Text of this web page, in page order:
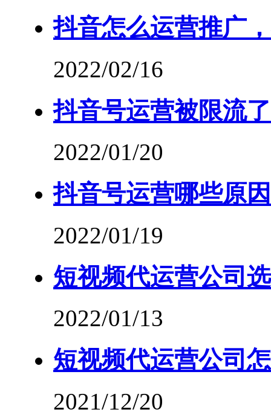
抖音怎么运营推广
2022/02/16
抖音号运营被限流
2022/01/20
抖音号运营哪些原
2022/01/19
短视频代运营公司
2022/01/13
短视频代运营公司
2021/12/20